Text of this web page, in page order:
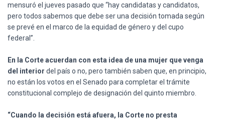
mensuró el jueves pasado que “hay candidatas y candidatos,
pero todos sabemos que debe ser una decisión tomada según
se prevé en el marco de la equidad de género y del cupo
federal”.
En la Corte acuerdan con esta idea de una mujer que venga
del interior del país o no, pero también saben que, en principio,
no están los votos en el Senado para completar el trámite
constitucional complejo de designación del quinto miembro.
“Cuando la decisión está afuera, la Corte no presta